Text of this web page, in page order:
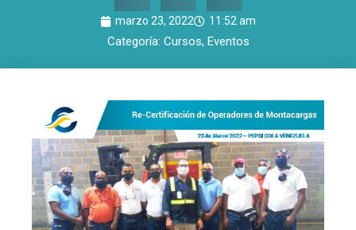
marzo 23, 2022 11:52 am
Categoría: Cursos, Eventos